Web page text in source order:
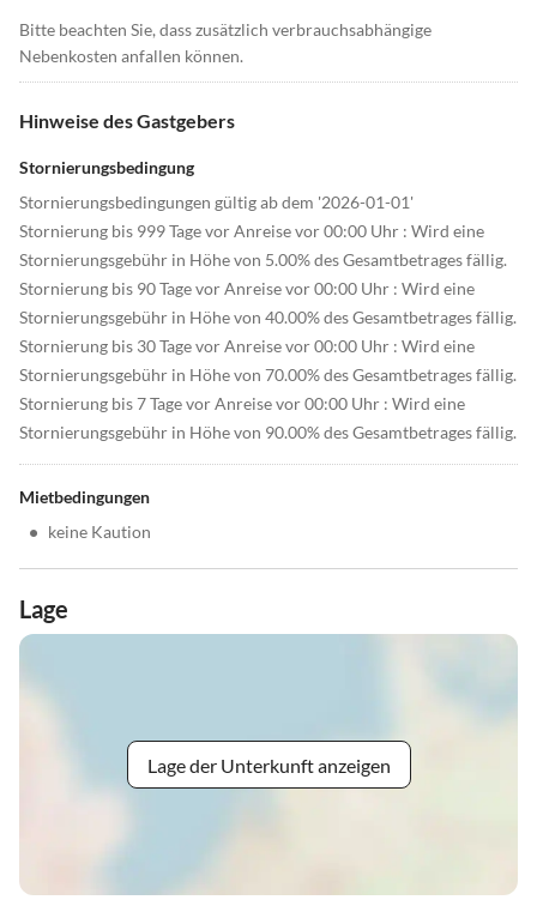
Bitte beachten Sie, dass zusätzlich verbrauchsabhängige
Nebenkosten anfallen können.
Hinweise des Gastgebers
Stornierungsbedingung
Stornierungsbedingungen gültig ab dem '2026-01-01'
Stornierung bis 999 Tage vor Anreise vor 00:00 Uhr : Wird eine
Stornierungsgebühr in Höhe von 5.00% des Gesamtbetrages fällig.
Stornierung bis 90 Tage vor Anreise vor 00:00 Uhr : Wird eine
Stornierungsgebühr in Höhe von 40.00% des Gesamtbetrages fällig.
Stornierung bis 30 Tage vor Anreise vor 00:00 Uhr : Wird eine
Stornierungsgebühr in Höhe von 70.00% des Gesamtbetrages fällig.
Stornierung bis 7 Tage vor Anreise vor 00:00 Uhr : Wird eine
Stornierungsgebühr in Höhe von 90.00% des Gesamtbetrages fällig.
Mietbedingungen
• keine Kaution
Lage
Lage der Unterkunft anzeigen